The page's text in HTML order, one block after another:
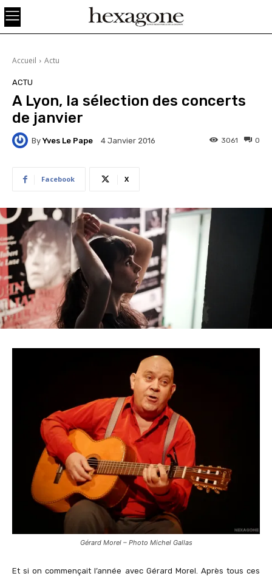
Accueil Actu
ACTU
A Lyon, la sélection des concerts
de janvier
By Yves Le Pape 4 Janvier 2016 0
3061
Facebook X
Gérard Morel – Photo Michel Gallas
Et si on commençait l’année avec Gérard Morel. Après tous ces